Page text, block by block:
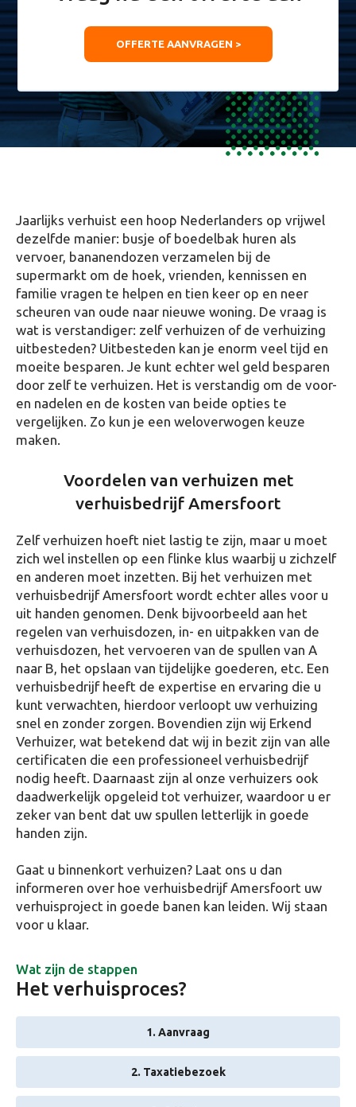
OFFERTE AANVRAGEN >
Jaarlijks verhuist een hoop Nederlanders op vrijwel
dezelfde manier: busje of boedelbak huren als
vervoer, bananendozen verzamelen bij de
supermarkt om de hoek, vrienden, kennissen en
familie vragen te helpen en tien keer op en neer
scheuren van oude naar nieuwe woning. De vraag is
wat is verstandiger: zelf verhuizen of de verhuizing
uitbesteden? Uitbesteden kan je enorm veel tijd en
moeite besparen. Je kunt echter wel geld besparen
door zelf te verhuizen. Het is verstandig om de voor-
en nadelen en de kosten van beide opties te
vergelijken. Zo kun je een weloverwogen keuze
maken.
Voordelen van verhuizen met
verhuisbedrijf Amersfoort
Zelf verhuizen hoeft niet lastig te zijn, maar u moet
zich wel instellen op een flinke klus waarbij u zichzelf
en anderen moet inzetten. Bij het verhuizen met
verhuisbedrijf Amersfoort wordt echter alles voor u
uit handen genomen. Denk bijvoorbeeld aan het
regelen van verhuisdozen, in- en uitpakken van de
verhuisdozen, het vervoeren van de spullen van A
naar B, het opslaan van tijdelijke goederen, etc. Een
verhuisbedrijf heeft de expertise en ervaring die u
kunt verwachten, hierdoor verloopt uw verhuizing
snel en zonder zorgen. Bovendien zijn wij Erkend
Verhuizer, wat betekend dat wij in bezit zijn van alle
certificaten die een professioneel verhuisbedrijf
nodig heeft. Daarnaast zijn al onze verhuizers ook
daadwerkelijk opgeleid tot verhuizer, waardoor u er
zeker van bent dat uw spullen letterlijk in goede
handen zijn.
Gaat u binnenkort verhuizen? Laat ons u dan
informeren over hoe verhuisbedrijf Amersfoort uw
verhuisproject in goede banen kan leiden. Wij staan
voor u klaar.
Wat zijn de stappen
Het verhuisproces?
1. Aanvraag
2. Taxatiebezoek